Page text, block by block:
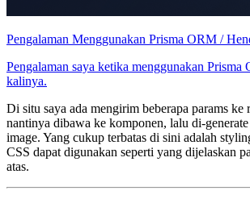
Pengalaman Menggunakan Prisma ORM /
Pengalaman saya ketika menggunakan Prisma
kalinya.
Di situ saya ada mengirim beberapa params ke
nantinya dibawa ke komponen, lalu di-
image. Yang cukup terbatas di sini adalah
CSS dapat digunakan seperti yang dijelaskan
atas.